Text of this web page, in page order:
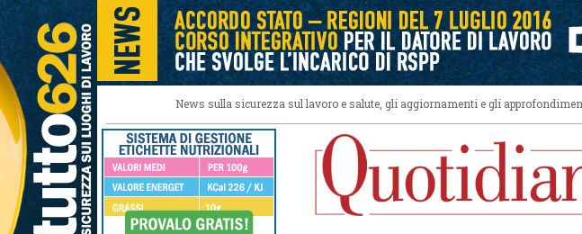
News sulla sicurezza sul lavoro e salute, gli aggiornamenti e gli